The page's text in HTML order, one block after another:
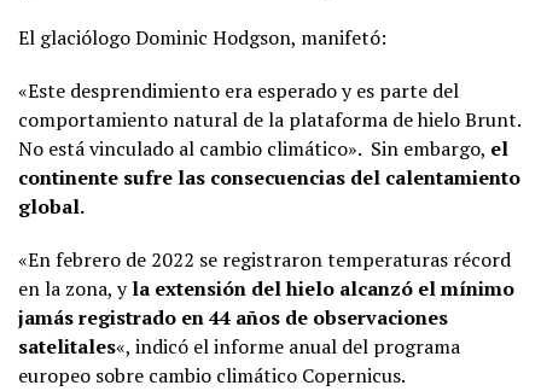
El glaciólogo Dominic Hodgson, manifetó:
«Este desprendimiento era esperado y es parte del
comportamiento natural de la plataforma de hielo Brunt.
No está vinculado al cambio climático». Sin embargo, el
continente sufre las consecuencias del calentamiento
global.
«En febrero de 2022 se registraron temperaturas récord
en la zona, yla extensión del hielo alcanzó el mínimo
jamás registrado en 44 años de observaciones
satelitales«, indicó el informe anual del programa
europeo sobre cambio climático Copernicus.